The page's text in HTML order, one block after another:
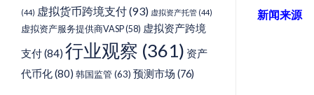
(44) 虚拟货币跨境支付(93) 虚拟资产托管 (44)
虚拟资产服务提供商VASP(58) 虚拟资产跨境
支付(84) 行业观察 (361) 资产
代币化(80) 韩国监管(63) 预测市场 (76)
新闻来源